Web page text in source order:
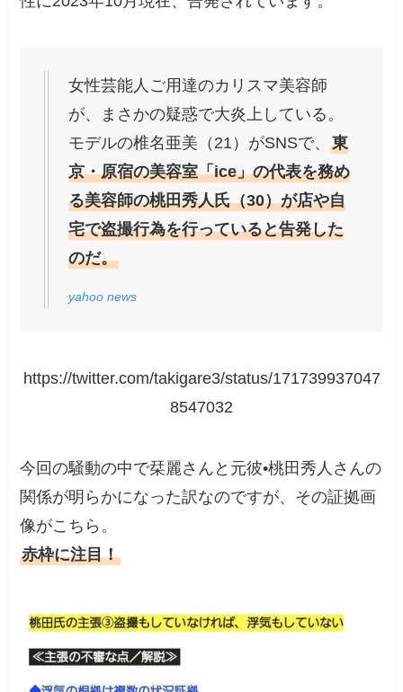
女性芸能人ご用達のカリスマ美容師
が、まさかの疑惑で大炎上している。
モデルの椎名亜美（21）がSNSで、東
京・原宿の美容室「ice」の代表を務め
る美容師の桃田秀人氏（30）が店や自
宅で盗撮行為を行っていると告発した
のだ。
yahoo news
https://twitter.com/takigare3/status/171739937047
8547032
今回の騒動の中で栞麗さんと元彼•桃田秀人さんの
関係が明らかになった訳なのですが、その証拠画
像がこちら。
赤枠に注目！